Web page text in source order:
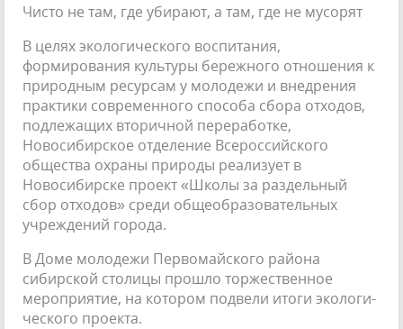
Чисто не там, где убирают, а там, где не мусорят
В целях экологического воспитания,
формирования культуры бережного отношения к
природным ресурсам у молодежи и внедрения
практики современного способа сбора отходов,
подлежащих вторичной переработке,
Новосибирское отделение Всероссийского
общества охраны природы реализует в
Новосибирске проект «Школы за раздельный
сбор отходов» среди общеобразовательных
учреждений города.
В Доме молодежи Первомайско­го района
сибирской столицы про­шло торжественное
мероприятие, на котором подвели итоги экологи­
ческого проекта.